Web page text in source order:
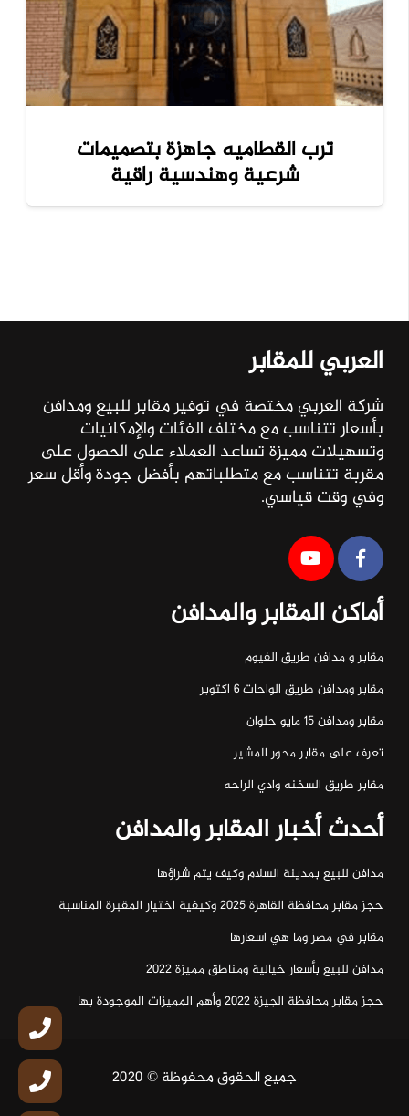
ترب القطاميه جاهزة بتصميمات
شرعية وهندسية راقية
العربي للمقابر
شركة العربي مختصة في توفير مقابر للبيع ومدافن
بأسعار تتناسب مع مختلف الفئات والإمكانيات
وتسهيلات مميزة تساعد العملاء على الحصول على
مقربة تتناسب مع متطلباتهم بأفضل جودة وأقل سعر
وفي وقت قياسي.
أماكن المقابر والمدافن
مقابر و مدافن طريق الفيوم
مقابر ومدافن طريق الواحات ٦ اكتوبر
مقابر ومدافن ١٥ مايو حلوان
تعرف على مقابر محور المشير
مقابر طريق السخنه وادي الراحه
أحدث أخبار المقابر والمدافن
مدافن للبيع بمدينة السلام وكيف يتم شراؤها
حجز مقابر محافظة القاهرة 2025 وكيفية اختيار المقبرة المناسبة
مقابر في مصر وما هي اسعارها
مدافن للبيع بأسعار خيالية ومناطق مميزة 2022
حجز مقابر محافظة الجيزة 2022 وأهم المميزات الموجودة بها
جميع الحقوق محفوظة © 2020